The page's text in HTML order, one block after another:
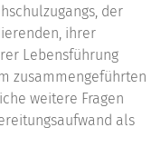
der
ihrer
Lebensführung
zusammengeführten
weitere Fragen
als